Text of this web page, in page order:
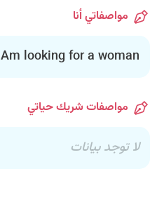
مواصفاتي أنا
Am looking for a woman
مواصفات شريك حياتي
لا توجد بيانات